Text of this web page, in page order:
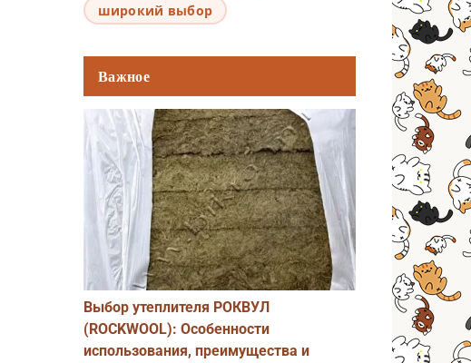
широкий выбор
Важное
Выбор утеплителя РОКВУЛ
(ROCKWOOL): Особенности
использования, преимущества и